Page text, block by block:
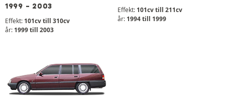
1999 - 2003
Effekt: 101cv till 310cv
år: 1999 till 2003
Effekt: 101cv till 211cv
år: 1994 till 1999